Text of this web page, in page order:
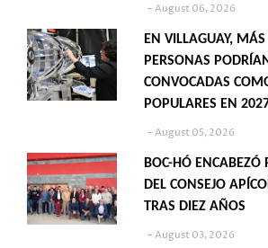
August 06, 2026
EN VILLAGUAY,
PERSONAS
CONVOCADAS
POPULARES EN
August 05, 2026
BOC-HÓ ENCABEZÓ
DEL CONSEJO
TRAS DIEZ AÑOS
August 03, 2026